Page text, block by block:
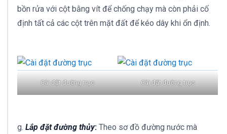
bồn rửa với cột bằng vít để chống chạy mà còn phải cố
định tất cả các cột trên mặt đất để kéo dây khi ổn định.
Cài đặt đường trục Cài đặt đường trục
g. Lắp đặt đường thủy: Theo sơ đồ đường nước mà